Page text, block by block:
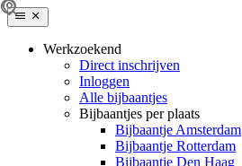
Werkzoekend
Direct inschrijven
Inloggen
Alle bijbaantjes
Bijbaantjes per plaats
Bijbaantje Amsterdam
Bijbaantje Rotterdam
Bijbaantje Den Haag